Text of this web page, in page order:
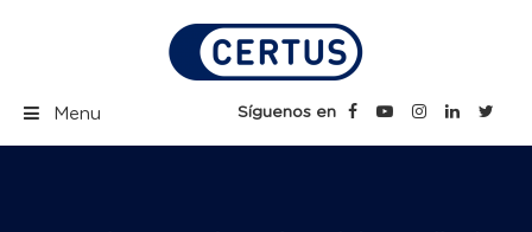
Certus Blog | Carreras
Menu Síguenos en